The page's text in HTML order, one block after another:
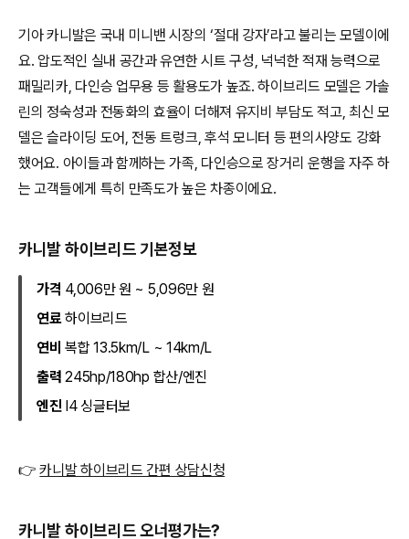
기아 카니발은 국내 미니밴 시장의 ‘절대 강자’라고 불리는 모델이에
요. 압도적인 실내 공간과 유연한 시트 구성, 넉넉한 적재 능력으로
패밀리카, 다인승 업무용 등 활용도가 높죠. 하이브리드 모델은 가솔
린의 정숙성과 전동화의 효율이 더해져 유지비 부담도 적고, 최신 모
델은 슬라이딩 도어, 전동 트렁크, 후석 모니터 등 편의사양도 강화
했어요. 아이들과 함께하는 가족, 다인승으로 장거리 운행을 자주 하
는 고객들에게 특히 만족도가 높은 차종이에요.
카니발 하이브리드 기본정보
가격 4,006만 원 ~ 5,096만 원
연료하이브리드
연비 복합 13.5km/L ~ 14km/L
출력 245hp/180hp 합산/엔진
엔진I4 싱글터보
👉카니발 하이브리드 간편 상담신청
카니발 하이브리드 오너평가는?